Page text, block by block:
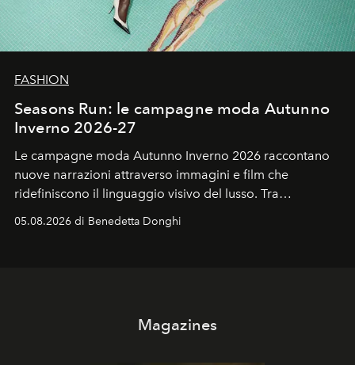
FASHION
Seasons Run: le campagne moda Autunno
Inverno 2026-27
Le campagne moda Autunno Inverno 2026 raccontano
nuove narrazioni attraverso immagini e film che
ridefiniscono il linguaggio visivo del lusso. Tra
protagonisti del cinema, volti della cultura
contemporanea e storytelling d'autore, le maison
05.08.2026 di Benedetta Donghi
Magazines